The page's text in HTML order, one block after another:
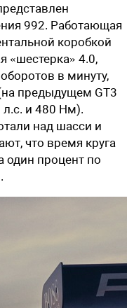
992. Работающая
коробкой
«шестерка» 4.0,
в минуту,
предыдущем GT3
л.с. и 480 Нм).
над шасси и
что время круга
один процент по